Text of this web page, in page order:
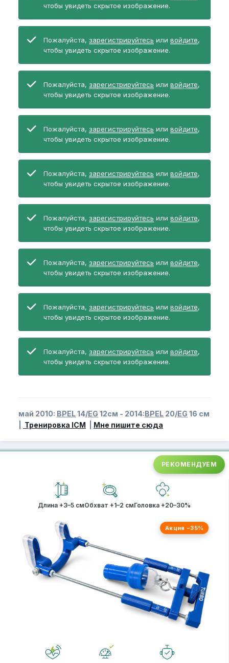
чтобы увидеть скрытое изображение.
Пожалуйста, зарегистрируйтесь или войдите,
чтобы увидеть скрытое изображение.
Пожалуйста, зарегистрируйтесь или войдите,
чтобы увидеть скрытое изображение.
Пожалуйста, зарегистрируйтесь или войдите,
чтобы увидеть скрытое изображение.
Пожалуйста, зарегистрируйтесь или войдите,
чтобы увидеть скрытое изображение.
Пожалуйста, зарегистрируйтесь или войдите,
чтобы увидеть скрытое изображение.
Пожалуйста, зарегистрируйтесь или войдите,
чтобы увидеть скрытое изображение.
Пожалуйста, зарегистрируйтесь или войдите,
чтобы увидеть скрытое изображение.
Пожалуйста, зарегистрируйтесь или войдите,
чтобы увидеть скрытое изображение.
май 2010: BPEL14/EG 12см - 2014:BPEL 20/EG 16 см
Тренировка ICM Мне пишите сюда
РЕКОМЕНДУЕМ
Длина +3–5 смОбхват +1–2 смГоловка +20–30%
Акция −35%